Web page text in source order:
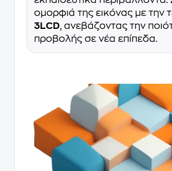
ομορφιά της εικόνας με την
3LCD, ανεβάζοντας την
προβολής σε νέα επίπεδα.